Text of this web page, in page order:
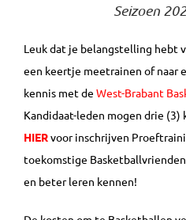
Seizoen
Leuk dat je belangstelling hebt
een keertje meetrainen of naar
kennis met de West-Brabant
Kandidaat-leden mogen drie (3)
HIERvoor inschrijven
toekomstige
en beter leren kennen!